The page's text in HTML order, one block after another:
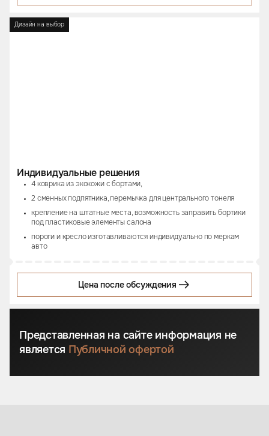
Дизайн на выбор
Индивидуальные решения
4 коврика из экокожи с бортами,
2 сменных подпятника, перемычка для центрального тонеля
крепление на штатные места, возможность заправить бортики
под пластиковые элементы салона
пороги и кресло изготавливаются индивидуально по меркам
авто
Цена после обсуждения
Представленная на сайте информация не
является Публичной офертой